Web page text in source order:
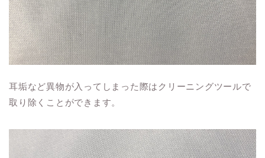
耳垢など異物が入ってしまった際はクリーニングツールで
取り除くことができます。